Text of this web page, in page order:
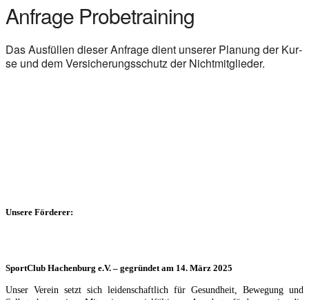
Anfra­ge Pro­be­trai­ning
Das Aus­fül­len die­ser Anfra­ge dient unse­rer Pla­nung der Kur­
se und dem Ver­si­che­rungs­schutz der Nicht­mit­glie­der.
Unsere Förderer:
SportClub Hachenburg e.V. – gegründet am 14. März 2025
Unser Verein setzt sich leidenschaftlich für Gesundheit, Bewegung und